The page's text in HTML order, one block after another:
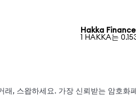
Hakka
1 HAKKA는
래, 스왑하세요. 가장 신뢰받는 암호화